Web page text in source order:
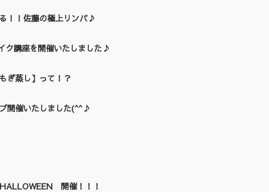
！！佐藤の極上リンパ♪
講座を開催いたしました♪
ぎ蒸し】って！？
開催いたしました(^^♪
開催！！！